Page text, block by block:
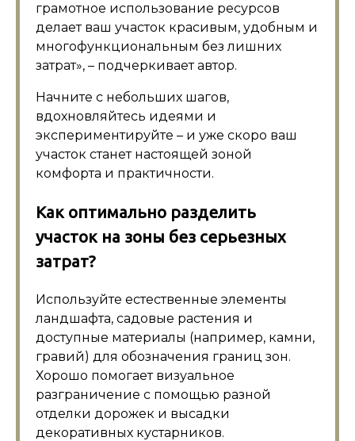
грамотное использование ресурсов
делает ваш участок красивым, удобным и
многофункциональным без лишних
затрат», – подчеркивает автор.
Начните с небольших шагов,
вдохновляйтесь идеями и
экспериментируйте – и уже скоро ваш
участок станет настоящей зоной
комфорта и практичности.
Как оптимально разделить
участок на зоны без серьезных
затрат?
Используйте естественные элементы
ландшафта, садовые растения и
доступные материалы (например, камни,
гравий) для обозначения границ зон.
Хорошо помогает визуальное
разграничение с помощью разной
отделки дорожек и высадки
декоративных кустарников.